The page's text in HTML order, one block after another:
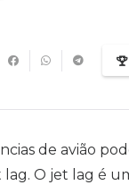
de avião
lag. O jet lag é